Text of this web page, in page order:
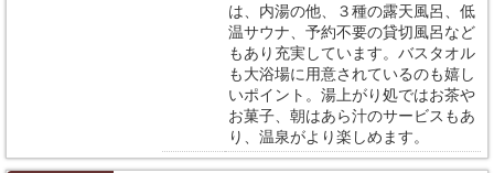
は、内湯の他、３種の露天風呂、低
温サウナ、予約不要の貸切風呂など
もあり充実しています。バスタオル
も大浴場に用意されているのも嬉し
いポイント。湯上がり処ではお茶や
お菓子、朝はあら汁のサービスもあ
り、温泉がより楽しめます。